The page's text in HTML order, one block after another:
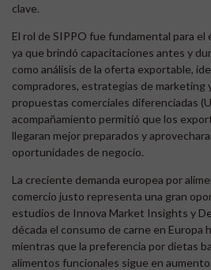
clave.
El rol de SIPPO fue fundamental para
ya que brindó capacitaciones antes y
como análisis de la oferta exportable,
compradores, estrategias de marketing
propuestas comerciales diferenciadas
acompañamiento permitió que los
llegaran mejor preparados y
oportunidades de negocio.
La creciente demanda europea por
comercio justo representa una gran
estudios de Innova Market Insights y
década el consumo de carne en Europa
mientras que la preferencia por dietas
alimentos funcionales sigue en